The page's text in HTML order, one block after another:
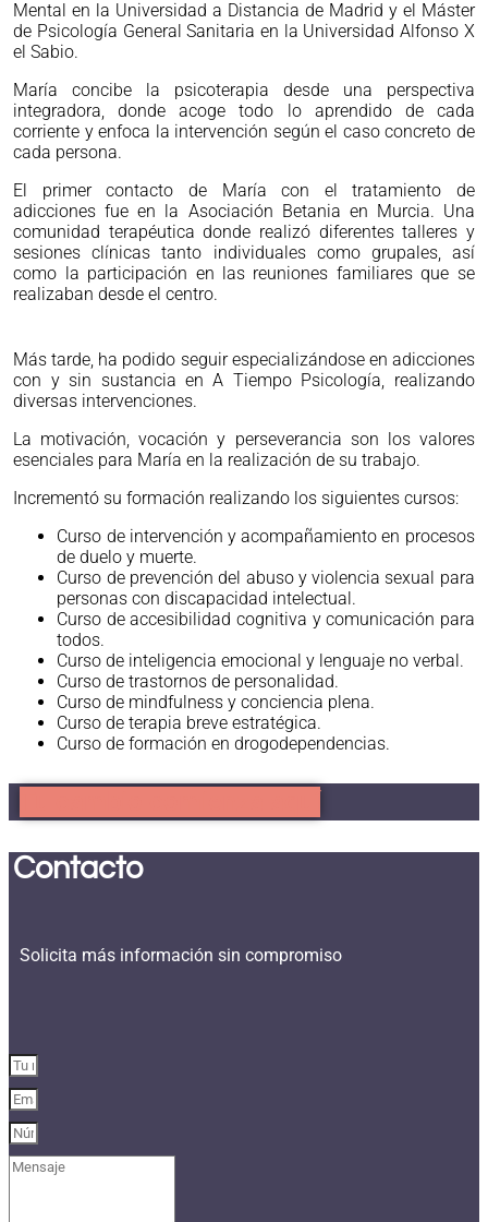
Mental en la Universidad a Distancia de Madrid y el Máster
de Psicología General Sanitaria en la Universidad Alfonso X
el Sabio.
María concibe la psicoterapia desde una perspectiva
integradora, donde acoge todo lo aprendido de cada
corriente y enfoca la intervención según el caso concreto de
cada persona.
El primer contacto de María con el tratamiento de
adicciones fue en la Asociación Betania en Murcia. Una
comunidad terapéutica donde realizó diferentes talleres y
sesiones clínicas tanto individuales como grupales, así
como la participación en las reuniones familiares que se
realizaban desde el centro.
Más tarde, ha podido seguir especializándose en adicciones
con y sin sustancia en A Tiempo Psicología, realizando
diversas intervenciones.
La motivación, vocación y perseverancia son los valores
esenciales para María en la realización de su trabajo.
Incrementó su formación realizando los siguientes cursos:
Curso de intervención y acompañamiento en procesos
de duelo y muerte.
Curso de prevención del abuso y violencia sexual para
personas con discapacidad intelectual.
Curso de accesibilidad cognitiva y comunicación para
todos.
Curso de inteligencia emocional y lenguaje no verbal.
Curso de trastornos de personalidad.
Curso de mindfulness y conciencia plena.
Curso de terapia breve estratégica.
Curso de formación en drogodependencias.
Contacto
Solicita más información sin compromiso